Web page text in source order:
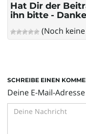
Hat Dir der
ihn bitte -
(Noch
SCHREIBE EINEN
Deine E-Mail-